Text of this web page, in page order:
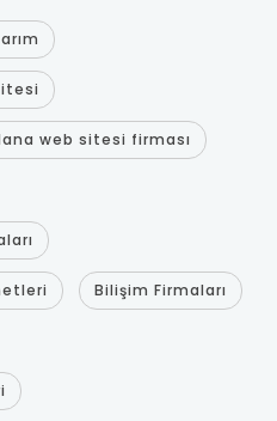
web sitesi firması
Bilişim Firmaları